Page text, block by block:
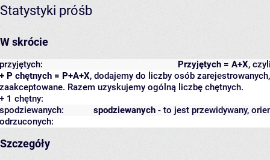
Statystyki próśb
W skrócie
Przyjętych = A+X,
przyjętych:
+ P chętnych = P+A+X, dodajemy do liczby osób
zaakceptowane. Razem uzyskujemy ogólną liczbę chętnych.
+ 1 chętny:
spodziewanych - to jest przewidywany,
spodziewanych:
odrzuconych:
Szczegóły